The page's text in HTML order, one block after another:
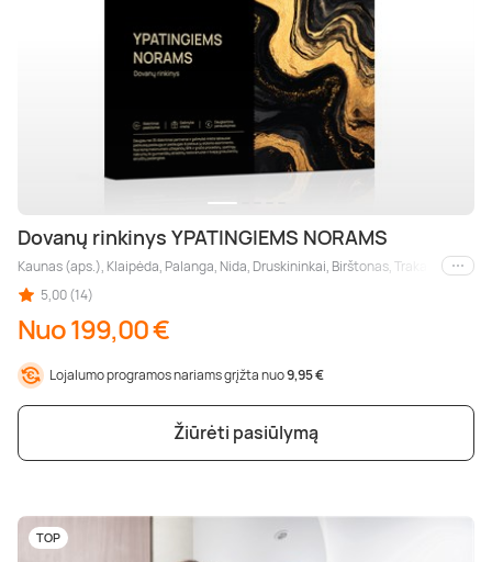
Dovanų rinkinys YPATINGIEMS NORAMS
Kaunas (aps.), Klaipėda, Palanga, Nida, Druskininkai, Birštonas, Trakai (aps.),
Kiti
5,00 (14)
Nuo 199,00 €
Lojalumo programos nariams grįžta nuo9,95 €
Žiūrėti pasiūlymą
TOP